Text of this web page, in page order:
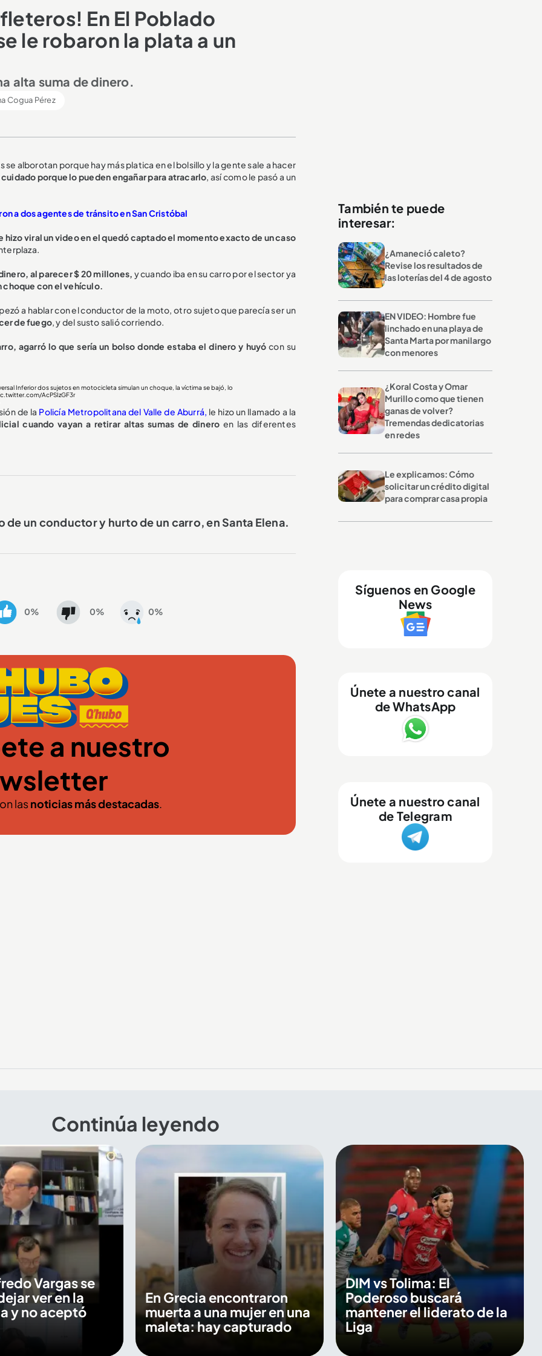
En El Poblado
le robaron la plata a un
alta suma de dinero.
Cogua Pérez
se alborotan porque hay más platica en el bolsillo y la gente sale a hacer
porque lo pueden engañar para atracarlo, así como le pasó a un
a dos agentes de tránsito en San Cristóbal
hizo viral un video en el quedó captado el momento exacto de un caso
al parecer $ 20 millones, y cuando iba en su carro por el sector ya
choque con el vehículo.
a hablar con el conductor de la moto, otro sujeto que parecía ser un
de fuego, y del susto salió corriendo.
agarró lo que sería un bolso donde estaba el dinero y huyó con su
Inferior dos sujetos en motocicleta simulan un choque, la víctima se bajó, lo
AcPSIzGF3r
de la Policía Metropolitana del Valle de Aburrá, le hizo un llamado a la
cuando vayan a retirar altas sumas de dinero en las diferentes
un conductor y hurto de un carro, en Santa Elena.
0% 0% 0%
a nuestro
lasnoticias más destacadas.
También te puede
interesar:
¿Amaneció caleto?
Revise los resultados de
las loterías del 4 de agosto
EN VIDEO: Hombre fue
linchado en una playa de
Santa Marta por manilargo
con menores
¿Koral Costa y Omar
Murillo como que tienen
ganas de volver?
Tremendas dedicatorias
en redes
Le explicamos: Cómo
solicitar un crédito digital
para comprar casa propia
Síguenos en Google
News
Únete a nuestro canal
de WhatsApp
Únete a nuestro canal
de Telegram
Continúa leyendo
Vargas se
ver en la
y no aceptó
En Grecia encontraron
muerta a una mujer en una
maleta: hay capturado
DIM vs Tolima: El
Poderoso buscará
mantener el liderato de la
Liga